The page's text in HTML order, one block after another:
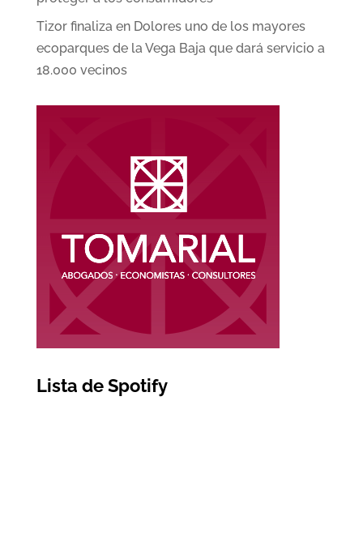
Tizor finaliza en Dolores uno de los mayores
ecoparques de la Vega Baja que dará servicio a
18.000 vecinos
Lista de Spotify